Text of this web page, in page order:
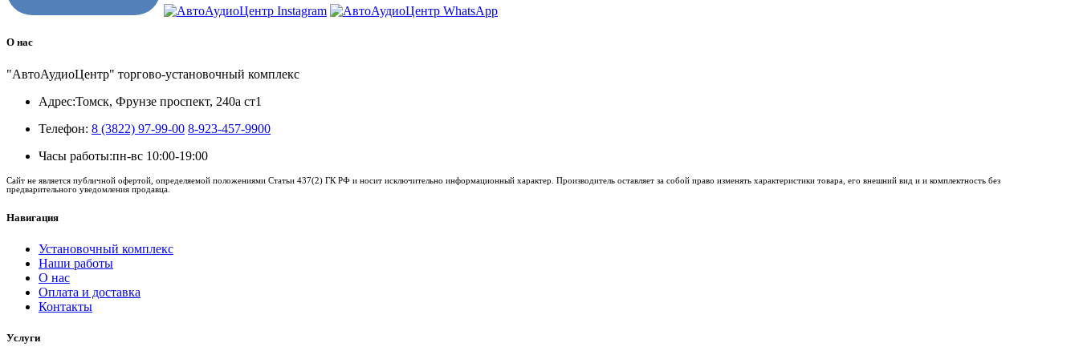
О нас
"АвтоАудиоЦентр" торгово-установочный комплекс
Адрес:Томск, Фрунзе проспект, 240а ст1
Телефон: 8 (3822) 97-99-00 8-923-457-9900
Часы работы:пн-вс 10:00-19:00
Сайт не является публичной офертой, определяемой положениями Статьи 437(2) ГК РФ и носит исключительно информационный характер. Производитель оставляет за собой право изменять характеристики товара, его внешний вид и и комплектность без
предварительного уведомления продавца.
Навигация
Установочный комплекс
Наши работы
О нас
Оплата и доставка
Контакты
Услуги